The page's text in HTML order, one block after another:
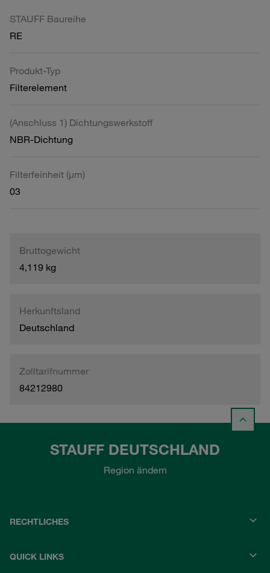
STAUFF Baureihe
RE
Produkt-Typ
Filterelement
(Anschluss 1) Dichtungswerkstoff
NBR-Dichtung
Filterfeinheit (µm)
03
Bruttogewicht
4,119 kg
Herkunftsland
Deutschland
Zolltarifnummer
84212980
STAUFF DEUTSCHLAND
Region ändern
RECHTLICHES
QUICK LINKS